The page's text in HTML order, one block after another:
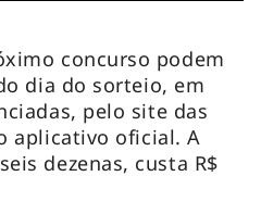
concurso podem
dia do sorteio, em
pelo site das
aplicativo oficial. A
dezenas, custa R$